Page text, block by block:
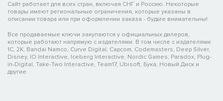
Сайт работает для всех стран, включая СНГ и Россию. Некоторые
товары имеют региональные ограничения, которые указаны в
описании товара или при оформлении заказа - будьте внимательны!
Все продаваемые ключи закупаются у официальных дилеров,
которые работают напрямую с издателями. В том числе с издателями:
1C, 2K, Bandai Namco, Curve Digital, Capcom, Codemasters, Deep Silver,
Disney, IO Interactive, Iceberg Interactive, Nordic Games, Paradox, Plug-
in-Digital, Take-Two Interactive, Team17, Ubisoft, Бука, Новый Диск и
другие